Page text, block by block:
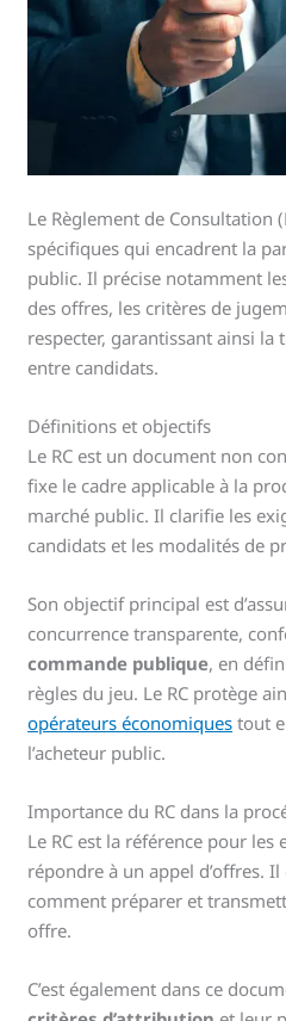
Le Règlement de Consultation
spécifiques qui encadrent la
public. Il précise notamment
des offres, les critères de
respecter, garantissant ainsi la
entre candidats.
Définitions et objectifs
Le RC est un document non
fixe le cadre applicable à la
marché public. Il clarifie les
candidats et les modalités de
Son objectif principal est
concurrence transparente,
commande publique, en
règles du jeu. Le RC protège
opérateurs économiques tout
l’acheteur public.
Importance du RC dans la
Le RC est la référence pour
répondre à un appel d’offres.
comment préparer et
offre.
C’est également dans ce